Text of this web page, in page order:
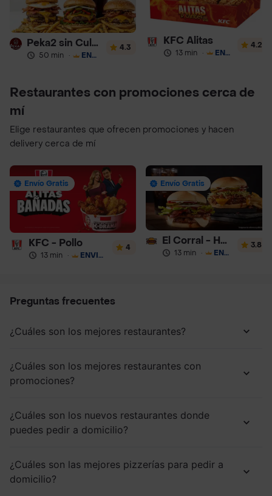
Peka2 sin Culpa Lourdes
50 min · ENVÍO GRATIS
4.3
KFC Alitas
13 min · ENVÍO GRATIS
4.2
Restaurantes con promociones cerca de
mí
Elige restaurantes que ofrecen promociones y hacen
delivery cerca de mí
Envío Gratis
KFC - Pollo
13 min · ENVÍO GRATIS
4
Envío Gratis
El Corral - Hamburguesa
13 min · ENVÍO GRATIS
3.8
Preguntas frecuentes
¿Cuáles son los mejores restaurantes?
¿Cuáles son los mejores restaurantes con
promociones?
¿Cuáles son los nuevos restaurantes donde
puedes pedir a domicilio?
¿Cuáles son las mejores pizzerías para pedir a
domicilio?